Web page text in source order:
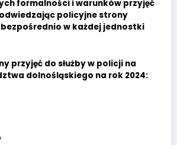
formalności i warunków przyjęć
policyjne strony
w każdej jednostki
przyjęć do służby w policji na
dolnośląskiego na rok 2024: